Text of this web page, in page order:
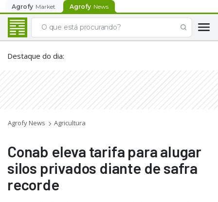
Agrofy Market Agrofy News
Destaque do dia:
Agrofy News Agricultura
Conab eleva tarifa para alugar
silos privados diante de safra
recorde